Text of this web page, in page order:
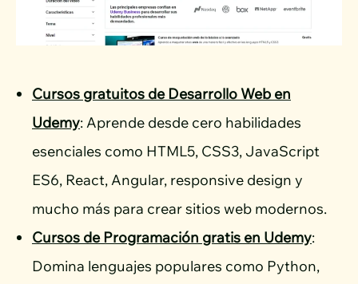
Cursos gratuitos de Desarrollo Web en
Udemy: Aprende desde cero habilidades
esenciales como HTML5, CSS3, JavaScript
ES6, React, Angular, responsive design y
mucho más para crear sitios web modernos.
Cursos de Programación gratis en Udemy:
Domina lenguajes populares como Python,